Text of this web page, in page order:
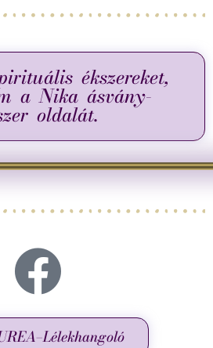
ékszereket,
a Nika ásvány-
oldalát.